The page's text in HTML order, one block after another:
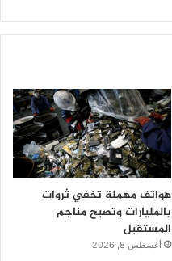
هواتف مهملة تخفي ثروات
بالمليارات وتصبح مناجم
المستقبل
أغسطس 8, 2026